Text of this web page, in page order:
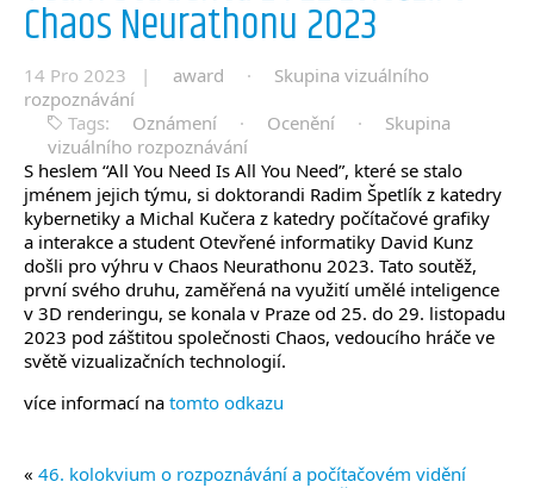
Chaos Neurathonu 2023
14 Pro 2023 | award ·
Skupina vizuálního
rozpoznávání
Tags:
Oznámení · Ocenění ·
Skupina
vizuálního rozpoznávání
S heslem “All You Need Is All You Need”, které se stalo
jménem jejich týmu, si doktorandi Radim Špetlík z katedry
kybernetiky a Michal Kučera z katedry počítačové grafiky
a interakce a student Otevřené informatiky David Kunz
došli pro výhru v Chaos Neurathonu 2023. Tato soutěž,
první svého druhu, zaměřená na využití umělé inteligence
v 3D renderingu, se konala v Praze od 25. do 29. listopadu
2023 pod záštitou společnosti Chaos, vedoucího hráče ve
světě vizualizačních technologií.
více informací na tomto odkazu
« 46. kolokvium o rozpoznávání a počítačovém vidění